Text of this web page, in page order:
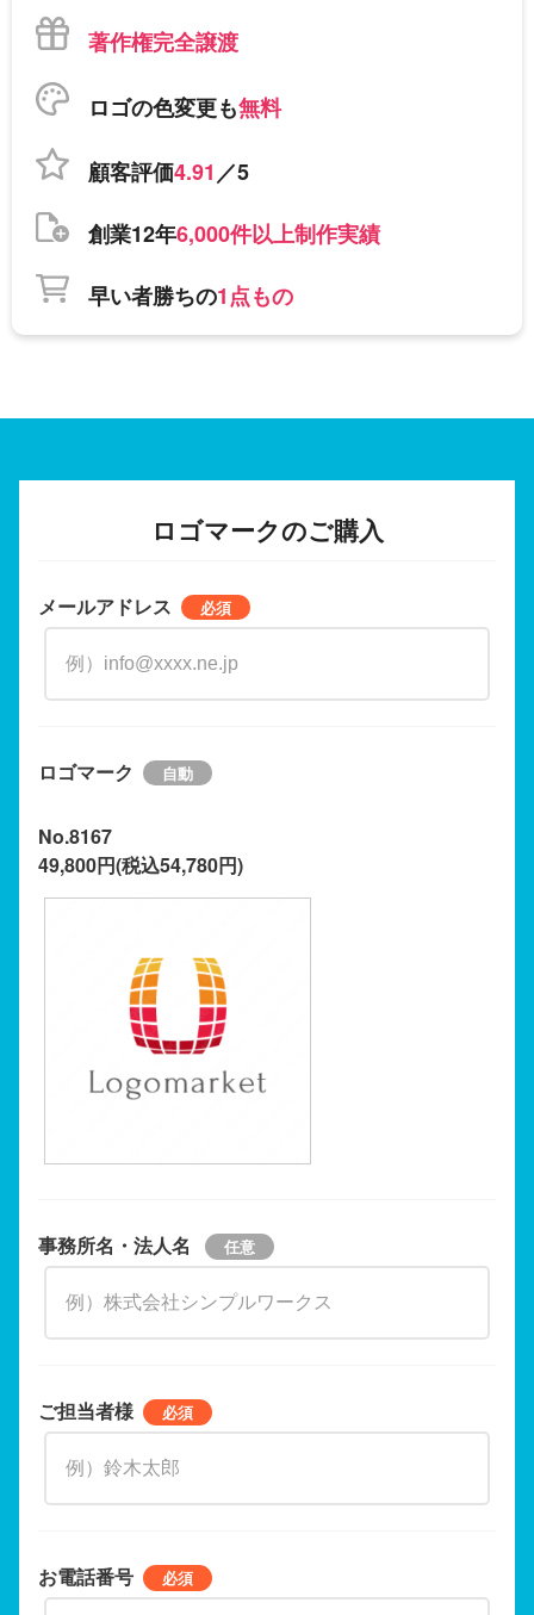
著作権完全譲渡
ロゴの色変更も無料
顧客評価4.91／5
創業12年6,000件以上制作実績
早い者勝ちの1点もの
ロゴマークのご購入
メールアドレス
ロゴマーク
No.8167
49,800円(税込54,780円)
事務所名・法人名
ご担当者様
お電話番号